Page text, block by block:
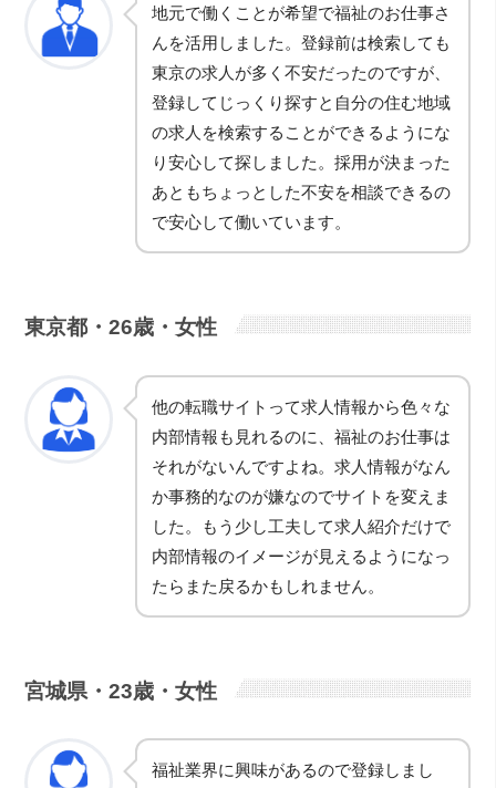
地元で働くことが希望で福祉のお仕事さ
んを活用しました。登録前は検索しても
東京の求人が多く不安だったのですが、
登録してじっくり探すと自分の住む地域
の求人を検索することができるようにな
り安心して探しました。採用が決まった
あともちょっとした不安を相談できるの
で安心して働いています。
東京都・26歳・女性
他の転職サイトって求人情報から色々な
内部情報も見れるのに、福祉のお仕事は
それがないんですよね。求人情報がなん
か事務的なのが嫌なのでサイトを変えま
した。もう少し工夫して求人紹介だけで
内部情報のイメージが見えるようになっ
たらまた戻るかもしれません。
宮城県・23歳・女性
福祉業界に興味があるので登録しまし